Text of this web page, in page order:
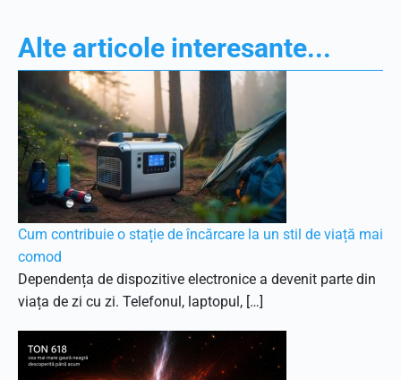
Alte articole interesante...
Cum contribuie o stație de încărcare la un stil de viață mai
comod
Dependența de dispozitive electronice a devenit parte din
viața de zi cu zi. Telefonul, laptopul, […]